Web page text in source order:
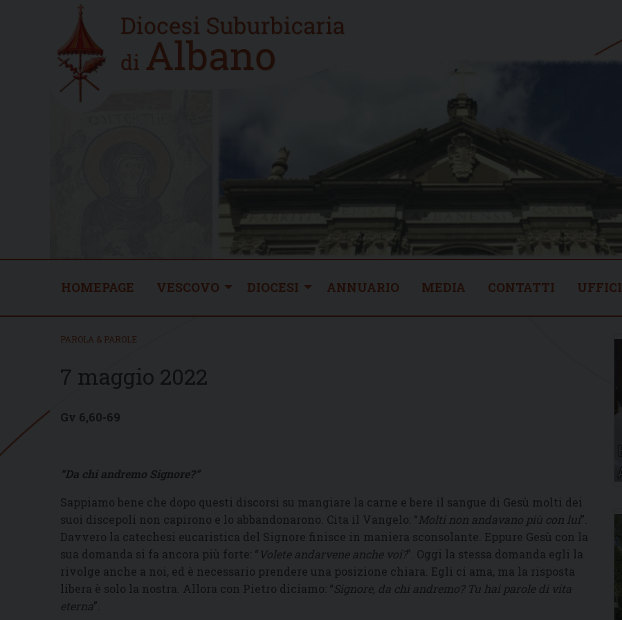
Home
new
HOMEPAGE VESCOVO DIOCESI ANNUARIO MEDIA CONTATTI UFFICI
PAROLA & PAROLE
7 maggio 2022
Gv 6,60-69
“Da chi andremo Signore?”
Sappiamo bene che dopo questi discorsi su mangiare la carne e bere il sangue di Gesù molti dei
suoi discepoli non capirono e lo abbandonarono. Cita il Vangelo: “Molti non andavano più con lui”.
Davvero la catechesi eucaristica del Signore finisce in maniera sconsolante. Eppure Gesù con la
sua domanda si fa ancora più forte: “ Volete andarvene anche voi?”. Oggi la stessa domanda egli la
rivolge anche a noi, ed è necessario prendere una posizione chiara. Egli ci ama, ma la risposta
libera è solo la nostra. Allora con Pietro diciamo: “Signore, da chi andremo? Tu hai parole di vita
eterna”.